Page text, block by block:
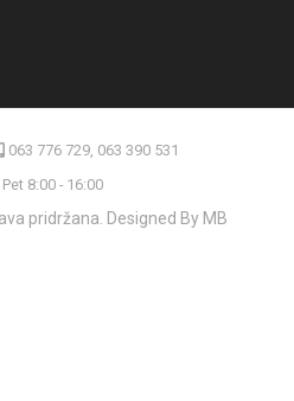
063 776 729, 063 390 531
Pet 8:00 - 16:00
pridržana. Designed By MB